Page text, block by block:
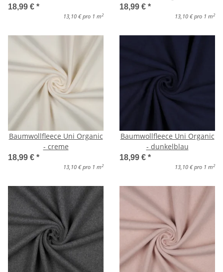
18,99 € *
13,10 € pro 1 m 2
18,99 € *
13,10 € pro 1 m 2
Baumwollfleece Uni Organic
- creme
18,99 € *
13,10 € pro 1 m 2
Baumwollfleece Uni Organic
- dunkelblau
18,99 € *
13,10 € pro 1 m 2